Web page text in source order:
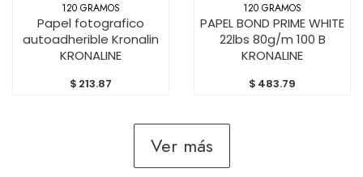
120 GRAMOS
Papel fotografico
autoadherible Kronalin
KRONALINE
$ 213.87
120 GRAMOS
PAPEL BOND PRIME WHITE
22lbs 80g/m 100 B
KRONALINE
$ 483.79
Ver más